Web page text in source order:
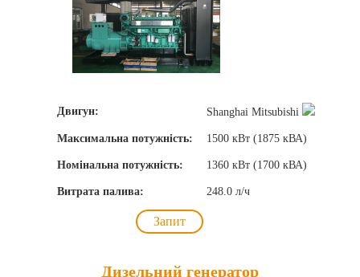
Двигун: Shanghai Mitsubishi
Максимальна потужність: 1500 кВт (1875 кВА)
Номінальна потужність: 1360 кВт (1700 кВА)
Витрата палива: 248.0 л/ч
Запит
Дизельний генератор